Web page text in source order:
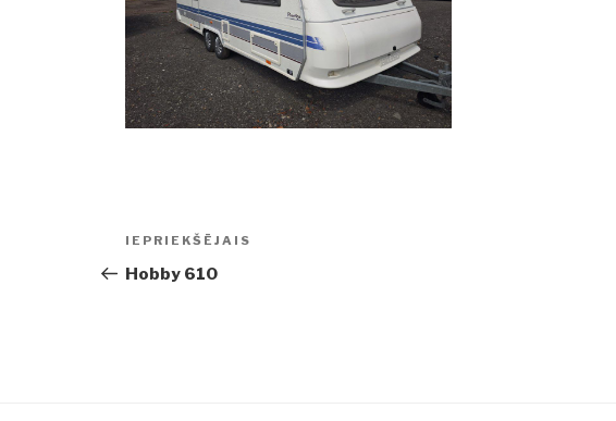
Ziņu
izvēlne
Iepriekšējā
ziņa:
IEPRIEKŠĒJAIS
Hobby 610